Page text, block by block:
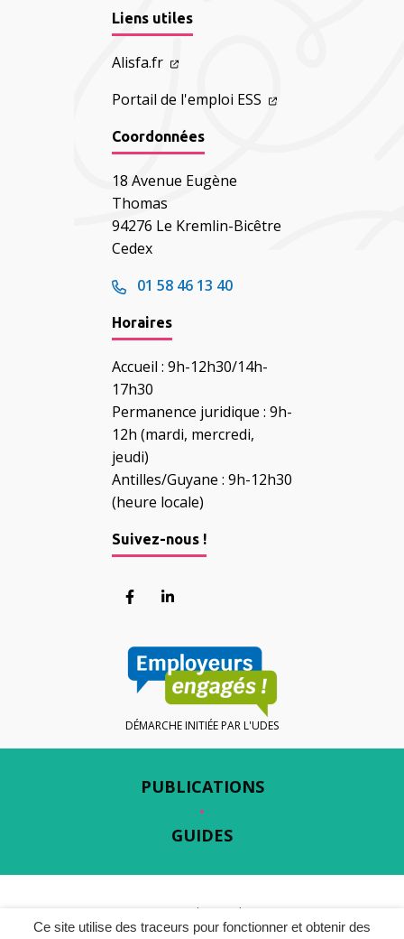
Ce site utilise des traceurs pour fonctionner et obtenir des
Liens utiles
Alisfa.fr
Portail de l'emploi ESS
Coordonnées
18 Avenue Eugène
Thomas
94276 Le Kremlin-Bicêtre
Cedex
01 58 46 13 40
Horaires
Accueil : 9h-12h30/14h-
17h30
Permanence juridique : 9h-
12h (mardi, mercredi,
jeudi)
Antilles/Guyane : 9h-12h30
(heure locale)
Suivez-nous !
Lien vers le compte Facebook
Lien vers le compte Linkedin
DÉMARCHE INITIÉE PAR L'UDES
PUBLICATIONS
GUIDES
Gestion des cookies